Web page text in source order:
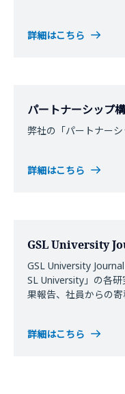
詳細はこちら
パートナーシップ
弊社の「パートナーシ
詳細はこちら
GSL University
GSL University
SL University」の各
果報告、社員からの寄
詳細はこちら